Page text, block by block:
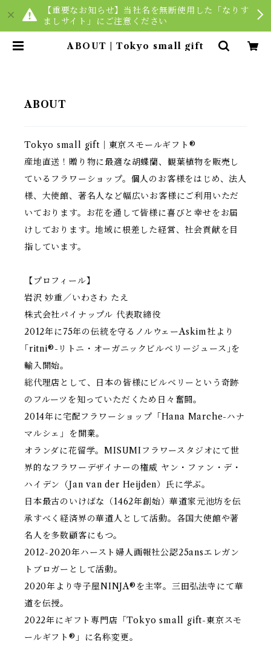
【重要なお知らせ】当社名を無断使用した「なりす
ましサイト」にご注意ください
ABOUT | Tokyo small gift
ABOUT
Tokyo small gift｜東京スモールギフト®️
産地直送！贈り物に最適な胡蝶蘭、観葉植物を販売し
ているフラワーショップ。個人のお客様をはじめ、法人
様、大使館、著名人など幅広いお客様にご利用いただ
いております。お花を通して皆様に喜びと幸せをお届
けしております。地域に根差した経営、社会貢献を目
指しています。
【プロフィール】
岩沢 妙重／いわさわ たえ
株式会社パイナップル 代表取締役
2012年に75年の伝統を守るノルウェーAskim社より
｢ritni®️-リトニ・オーガニックビルベリージュース｣を
輸入開始。
総代理店として、日本の皆様にビルベリーという奇跡
のフルーツを知っていただくため日々奮闘。
2014年に宅配フラワーショップ「Hana Marche-ハナ
マルシェ」を開業。
オランダに花留学。MISUMIフラワースタジオにて世
界的なフラワーデザイナーの権威 ヤン・ファン・デ・
ハイデン（Jan van der Heijden）氏に学ぶ。
日本最古のいけばな（1462年創始）華道家元池坊を伝
承すべく経済界の華道人として活動。各国大使館や著
名人を多数顧客にもつ。
2012-2020年ハースト婦人画報社公認25ansエレガン
トブロガーとして活動。
2020年より寺子屋NINJA®️を主宰。三田弘法寺にて華
道を伝授。
2022年にギフト専門店「Tokyo small gift-東京スモ
ールギフト®️」に名称変更。